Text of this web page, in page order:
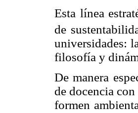
Esta línea
de
universidades:
filosofía y
De manera
de docencia
formen